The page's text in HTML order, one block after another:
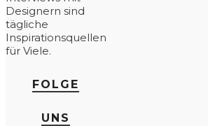
Designern sind
tägliche
Inspirationsquellen
für Viele.
FOLGE
UNS